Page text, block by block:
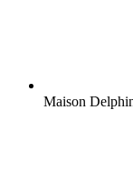
Maison